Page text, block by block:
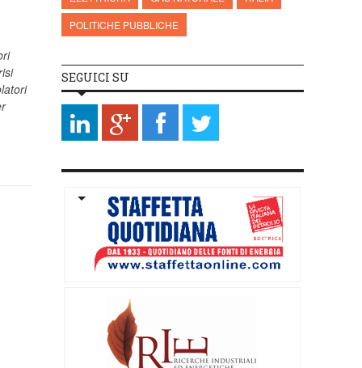
POLITICHE PUBBLICHE
SEGUICI SU